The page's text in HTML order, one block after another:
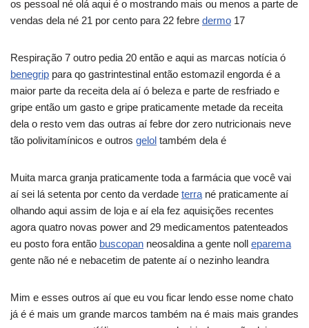
os pessoal né olá aqui é o mostrando mais ou menos a parte de
vendas dela né 21 por cento para 22 febre dermo 17
Respiração 7 outro pedia 20 então e aqui as marcas notícia ó
benegrip para qo gastrintestinal então estomazil engorda é a
maior parte da receita dela aí ó beleza e parte de resfriado e
gripe então um gasto e gripe praticamente metade da receita
dela o resto vem das outras aí febre dor zero nutricionais neve
tão polivitamínicos e outros gelol também dela é
Muita marca granja praticamente toda a farmácia que você vai
aí sei lá setenta por cento da verdade terra né praticamente aí
olhando aqui assim de loja e aí ela fez aquisições recentes
agora quatro novas power and 29 medicamentos patenteados
eu posto fora então buscopan neosaldina a gente noll eparema
gente não né e nebacetim de patente aí o nezinho leandra
Mim e esses outros aí que eu vou ficar lendo esse nome chato
já é é mais um grande marcos também na é mais mais grandes